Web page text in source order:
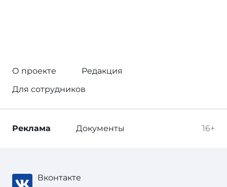
О проекте
Редакция
Для сотрудников
16+
Реклама Документы
Вконтакте